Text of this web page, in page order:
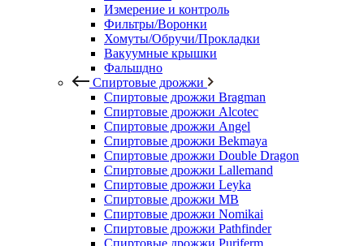
Измерение и контроль
Фильтры/Воронки
Хомуты/Обручи/Прокладки
Вакуумные крышки
Фальшдно
Спиртовые дрожжи
Спиртовые дрожжи Bragman
Спиртовые дрожжи Alcotec
Спиртовые дрожжи Angel
Спиртовые дрожжи Bekmaya
Спиртовые дрожжи Double Dragon
Спиртовые дрожжи Lallemand
Спиртовые дрожжи Leyka
Спиртовые дрожжи MB
Спиртовые дрожжи Nomikai
Спиртовые дрожжи Pathfinder
Спиртовые дрожжи Puriferm